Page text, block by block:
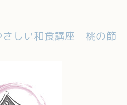
さしい和食講座 桃の節